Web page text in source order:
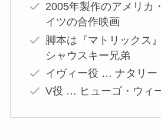
2005年製作のアメリカ
イツの合作映画
脚本は『マトリックス
シャウスキー兄弟
イヴィー役 … ナタリー
V役 … ヒューゴ・ウィ